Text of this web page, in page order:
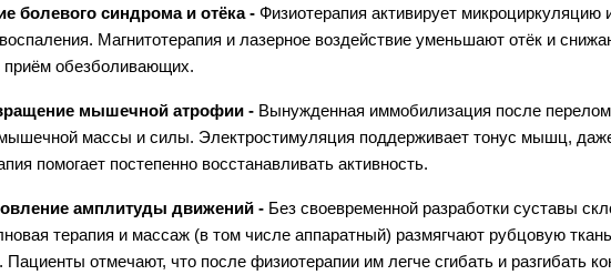
болевого синдрома и отёка - Физиотерапия активирует микроциркуляцию
Магнитотерапия и лазерное воздействие уменьшают отёк и
приём обезболивающих.
мышечной атрофии - Вынужденная иммобилизация после
массы и силы. Электростимуляция поддерживает тонус мышц, даже
помогает постепенно восстанавливать активность.
амплитуды движений - Без своевременной разработки суставы
терапия и массаж (в том числе аппаратный) размягчают рубцовую
отмечают, что после физиотерапии им легче сгибать и разгибать